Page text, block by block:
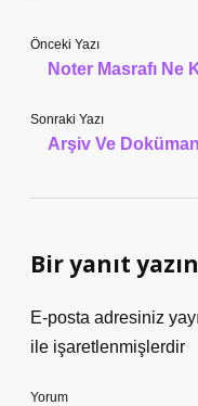
Önceki Yazı
Noter Masrafı Ne
Sonraki Yazı
Arşiv Ve
Bir yanıt yazın
E-posta adresiniz
ile işaretlenmişlerdir
Yorum